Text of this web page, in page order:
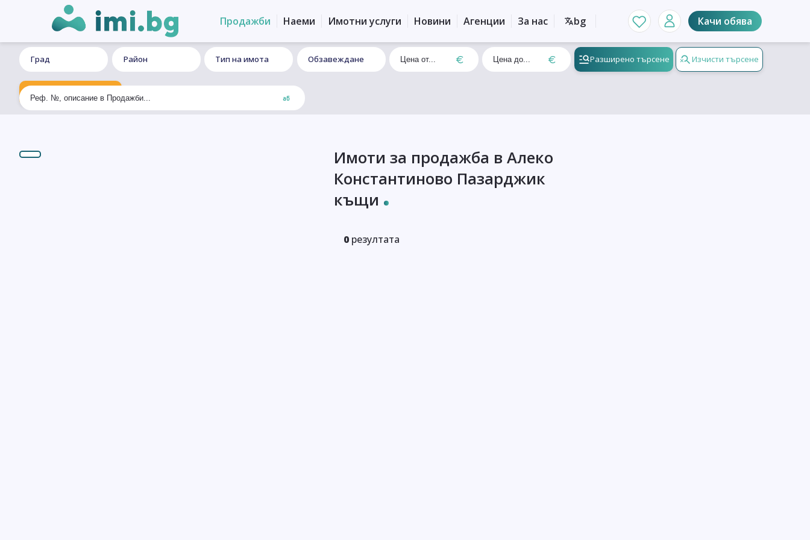
Продажби Наеми Имотни услуги Новини Агенции За нас bg Качи обява
Град Район Тип на имота Обзавеждане Разширено търсене Изчисти търсене
Ексклузивно търсене
Имоти за продажба в Алеко
Константиново Пазарджик
къщи
0 резултата